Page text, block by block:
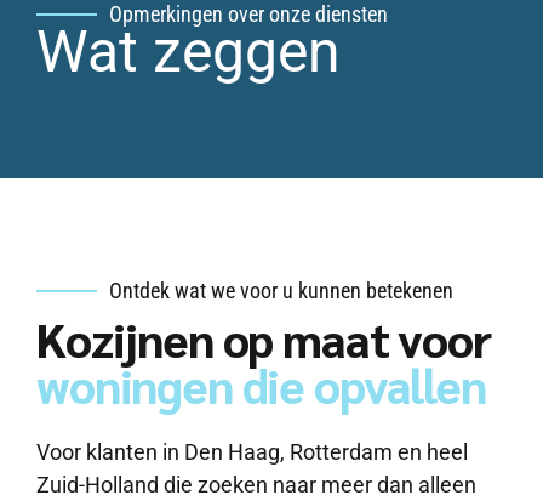
Opmerkingen over onze diensten
Wat zeggen
Ontdek wat we voor u kunnen betekenen
Kozijnen op maat voor
woningen die opvallen
Voor klanten in Den Haag, Rotterdam en heel
Zuid-Holland die zoeken naar meer dan alleen